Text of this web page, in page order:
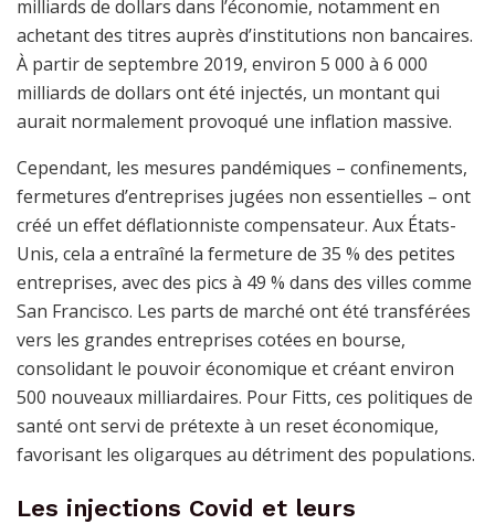
milliards de dollars dans l’économie, notamment en
achetant des titres auprès d’institutions non bancaires.
À partir de septembre 2019, environ 5 000 à 6 000
milliards de dollars ont été injectés, un montant qui
aurait normalement provoqué une inflation massive.
Cependant, les mesures pandémiques – confinements,
fermetures d’entreprises jugées non essentielles – ont
créé un effet déflationniste compensateur. Aux États-
Unis, cela a entraîné la fermeture de 35 % des petites
entreprises, avec des pics à 49 % dans des villes comme
San Francisco. Les parts de marché ont été transférées
vers les grandes entreprises cotées en bourse,
consolidant le pouvoir économique et créant environ
500 nouveaux milliardaires. Pour Fitts, ces politiques de
santé ont servi de prétexte à un reset économique,
favorisant les oligarques au détriment des populations.
Les injections Covid et leurs